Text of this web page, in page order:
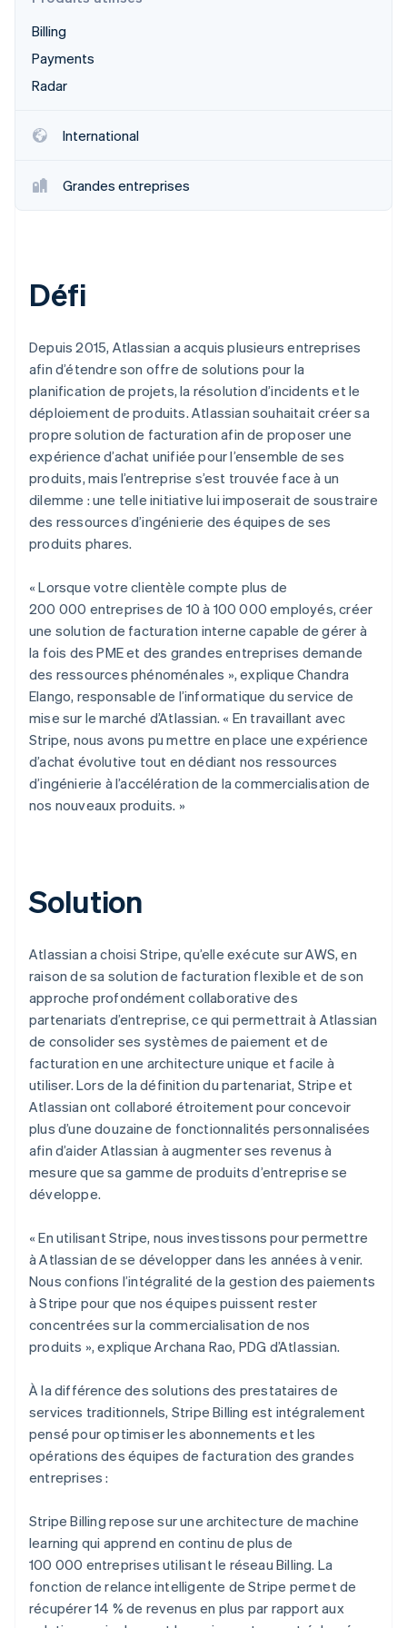
Radar
Prévention de la fraude
Atlas
Climate
Élimination du carbone
Vérification de l'identité
Stripe Sessions 2026
Découvrez comment Stripe construit l’infrastructure
Stripe App Marketplace
Billing
Payments
Radar
International
Grandes entreprises
Défi
Depuis 2015, Atlassian a acquis plusieurs entreprises
afin d’étendre son offre de solutions pour la
planification de projets, la résolution d’incidents et le
déploiement de produits. Atlassian souhaitait créer sa
propre solution de facturation afin de proposer une
expérience d’achat unifiée pour l’ensemble de ses
produits, mais l’entreprise s’est trouvée face à un
dilemme : une telle initiative lui imposerait de soustraire
des ressources d’ingénierie des équipes de ses
produits phares.
« Lorsque votre clientèle compte plus de
200 000 entreprises de 10 à 100 000 employés, créer
une solution de facturation interne capable de gérer à
la fois des PME et des grandes entreprises demande
des ressources phénoménales », explique Chandra
Elango, responsable de l’informatique du service de
mise sur le marché d’Atlassian. « En travaillant avec
Stripe, nous avons pu mettre en place une expérience
d’achat évolutive tout en dédiant nos ressources
d’ingénierie à l’accélération de la commercialisation de
nos nouveaux produits. »
Solution
Atlassian a choisi Stripe, qu’elle exécute sur AWS, en
raison de sa solution de facturation flexible et de son
approche profondément collaborative des
partenariats d’entreprise, ce qui permettrait à Atlassian
de consolider ses systèmes de paiement et de
facturation en une architecture unique et facile à
utiliser. Lors de la définition du partenariat, Stripe et
Atlassian ont collaboré étroitement pour concevoir
plus d’une douzaine de fonctionnalités personnalisées
afin d’aider Atlassian à augmenter ses revenus à
mesure que sa gamme de produits d’entreprise se
développe.
« En utilisant Stripe, nous investissons pour permettre
à Atlassian de se développer dans les années à venir.
Nous confions l’intégralité de la gestion des paiements
à Stripe pour que nos équipes puissent rester
concentrées sur la commercialisation de nos
produits », explique Archana Rao, PDG d’Atlassian.
À la différence des solutions des prestataires de
services traditionnels, Stripe Billing est intégralement
pensé pour optimiser les abonnements et les
opérations des équipes de facturation des grandes
entreprises :
Stripe Billing repose sur une architecture de machine
learning qui apprend en continu de plus de
100 000 entreprises utilisant le réseau Billing. La
fonction de relance intelligente de Stripe permet de
récupérer 14 % de revenus en plus par rapport aux